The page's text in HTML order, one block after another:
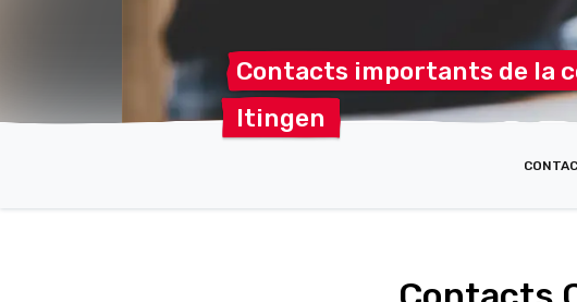
Contacts importants de la
Itingen